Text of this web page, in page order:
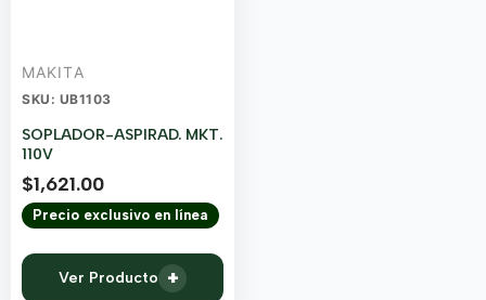
MAKITA
SKU: UB1103
SOPLADOR-ASPIRAD. MKT.
110V
$1,621.00
Precio exclusivo en línea
Ver Producto +